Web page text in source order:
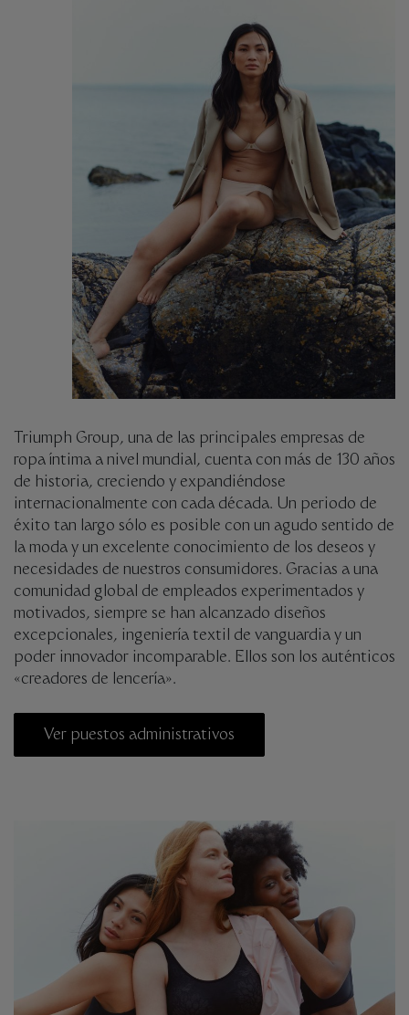
Triumph Group, una de las principales empresas de
ropa íntima a nivel mundial, cuenta con más de 130 años
de historia, creciendo y expandiéndose
internacionalmente con cada década. Un periodo de
éxito tan largo sólo es posible con un agudo sentido de
la moda y un excelente conocimiento de los deseos y
necesidades de nuestros consumidores. Gracias a una
comunidad global de empleados experimentados y
motivados, siempre se han alcanzado diseños
excepcionales, ingeniería textil de vanguardia y un
poder innovador incomparable. Ellos son los auténticos
«creadores de lencería».
Ver puestos administrativos